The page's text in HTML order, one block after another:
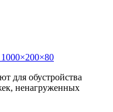
1000×200×80
для обустройства
ненагруженных